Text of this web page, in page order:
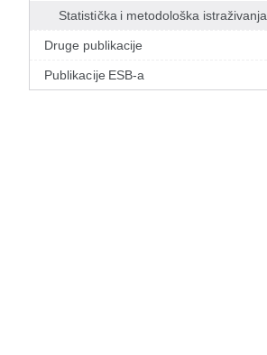
Statistička i metodološka istraživanja
Druge publikacije
Publikacije ESB-a